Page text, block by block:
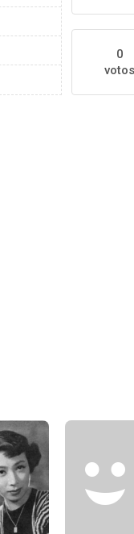
0
votos